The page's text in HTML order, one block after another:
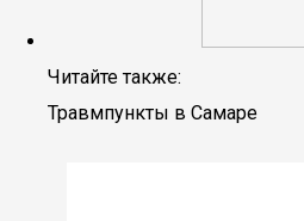
Читайте также:
Травмпункты в Самаре